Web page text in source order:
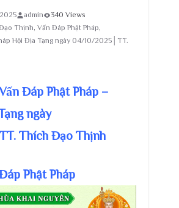
admin
340 Views
Thịnh, Vấn Đáp Phật Pháp,
Hội Địa Tạng ngày 04/10/2025│TT.
Đáp Phật Pháp –
ngày
Thích Đạo Thịnh
Phật Pháp